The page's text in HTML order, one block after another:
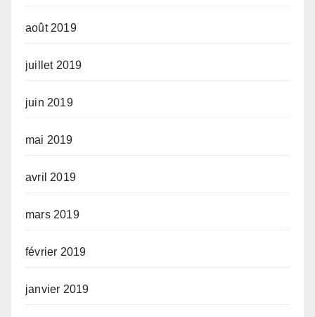
août 2019
juillet 2019
juin 2019
mai 2019
avril 2019
mars 2019
février 2019
janvier 2019